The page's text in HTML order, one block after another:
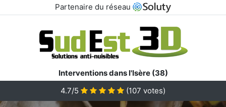
Partenaire du réseau
Interventions dans l'Isère (38)
4.7/5
(107 votes)